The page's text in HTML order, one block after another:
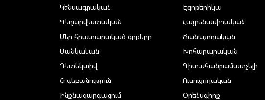
Կենսագրական
Գեղարվեստական
Մեր հրատարակած գրքերը
Մանկական
Դետեկտիվ
Հոգեբանություն
Ինքնազարգացում
Էզոթերիկա
Հայրենասիրական
Ճանաչողական
Խոհարարական
Գիտահանրամատչելի
Ուսուցողական
Օրենսգիրք